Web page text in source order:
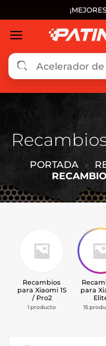
al
contenido
PORTADA »
Recambios
para Xiaomi 1S
/ Pro2
1 producto
para
15